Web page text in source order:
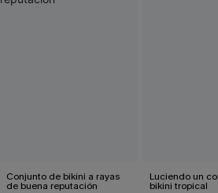
Conjunto de bikini a rayas
de buena reputación
Luciendo un
bikini tropical